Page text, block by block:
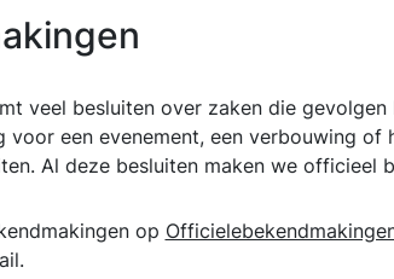
veel besluiten over zaken die
voor een evenement, een verbouwing
Al deze besluiten maken we officieel
op